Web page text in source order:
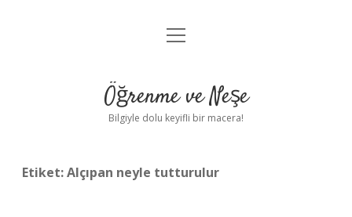
Anasayfa
Yasal Uyarı
menüyü
Öğrenme ve Neşe
Bilgiyle dolu keyifli bir macera!
Etiket:Alçıpan neyle tutturulur